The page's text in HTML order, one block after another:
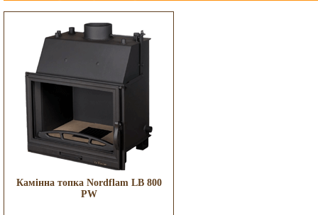
Камінна топка Nordflam LB 800
PW